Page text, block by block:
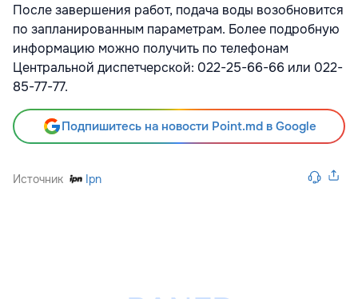
После завершения работ, подача воды возобновится
по запланированным параметрам. Более подробную
информацию можно получить по телефонам
Центральной диспетчерской: 022-25-66-66 или 022-
85-77-77.
Подпишитесь на новости Point.md в Google
Источник Ipn